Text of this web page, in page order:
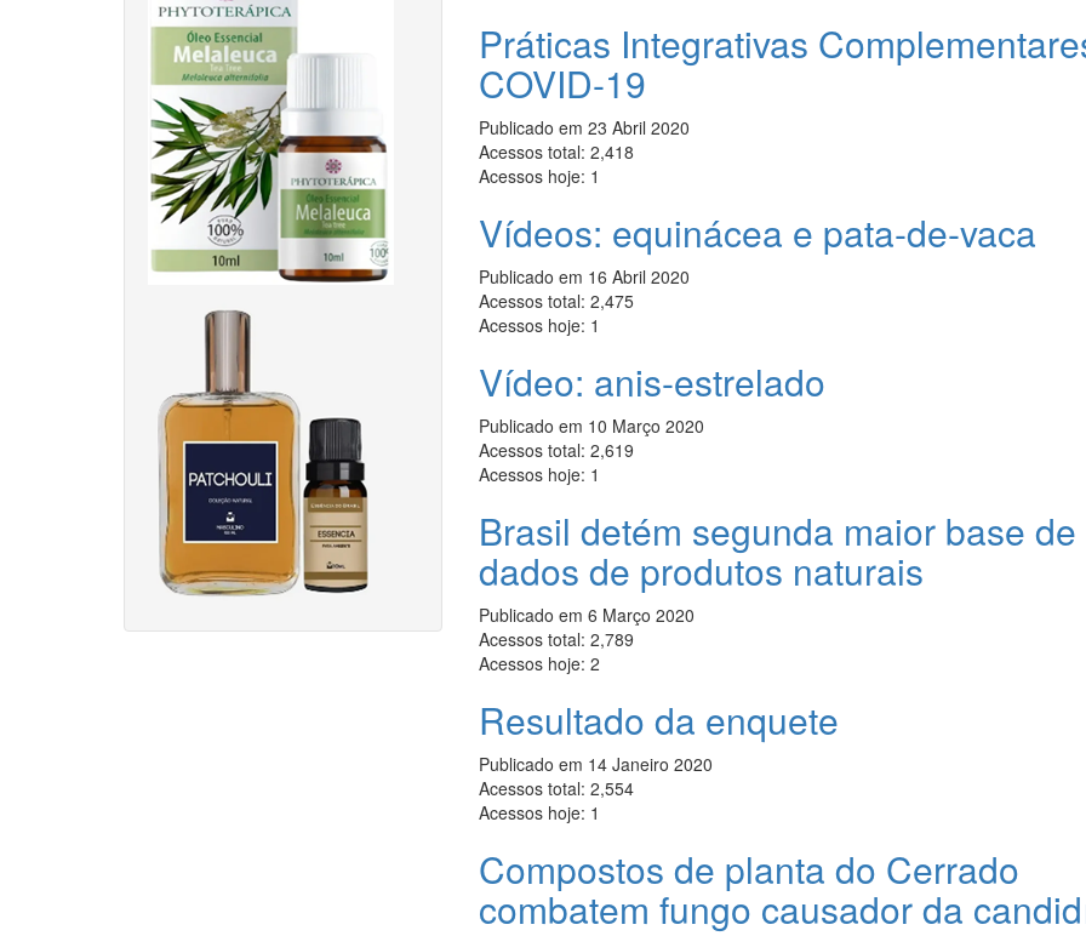
Práticas Integrativas
COVID-19
Publicado em 23 Abril 2020
Acessos total: 2,418
Acessos hoje: 1
Vídeos: equinácea e pata-de-vaca
Publicado em 16 Abril 2020
Acessos total: 2,475
Acessos hoje: 1
Vídeo: anis-estrelado
Publicado em 10 Março 2020
Acessos total: 2,619
Acessos hoje: 1
Brasil detém segunda maior base de
dados de produtos naturais
Publicado em 6 Março 2020
Acessos total: 2,789
Acessos hoje: 2
Resultado da enquete
Publicado em 14 Janeiro 2020
Acessos total: 2,554
Acessos hoje: 1
Compostos de planta do Cerrado
combatem fungo causador da